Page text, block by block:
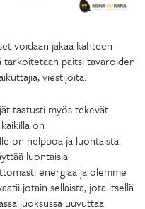
voidaan jakaa kahteen
tarkoitetaan paitsi tavaroiden
viestijöitä.
taatusti myös tekevät
on
on helppoa ja luontaista.
luontaisia
energiaa ja olemme
jotain sellaista, jota itsellä
juoksussa uuvuttaa.